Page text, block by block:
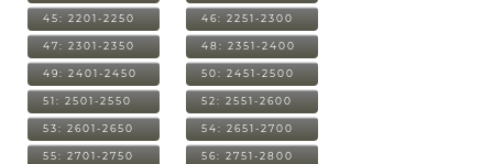
45: 2201-2250 46: 2251-2300
47: 2301-2350 48: 2351-2400
49: 2401-2450 50: 2451-2500
51: 2501-2550 52: 2551-2600
53: 2601-2650 54: 2651-2700
55: 2701-2750 56: 2751-2800